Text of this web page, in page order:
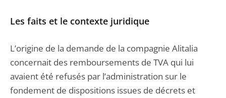
Les faits et le contexte juridique
L’origine de la demande de la compagnie Alitalia
concernait des remboursements de TVA qui lui
avaient été refusés par l’administration sur le
fondement de dispositions issues de décrets et